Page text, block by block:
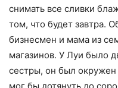
снимать все сливки
том, что будет завтра.
бизнесмен и мама из
магазинов. У Луи было
сестры, он был